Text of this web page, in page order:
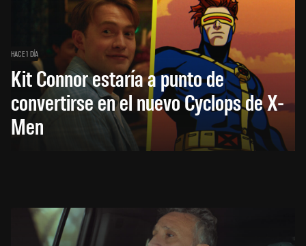
HACE 1 DÍA
Kit Connor estaría a punto de
convertirse en el nuevo Cyclops de X-
Men